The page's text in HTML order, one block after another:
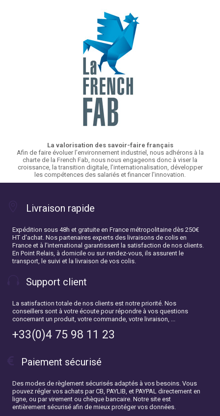
La valorisation des savoir-faire français
Afin de faire évoluer l’environnement industriel, nous adhérons à la
charte de la French Fab, nous nous engageons donc à viser la
croissance, la transition digitale, l’internationalisation, développer
les compétences des salariés et financer l'innovation.
Livraison rapide
Expédition sous 48h et gratuite en France métropolitaine dès 250€
HT d'achat. Nos partenaires experts des livraisons de colis en
France et à l'international garantissent la satisfaction de nos clients.
En Point Relais, à domicile ou sur rendez-vous, ils assurent le
transport, le suivi et la livraison de vos colis.
Support client
La satisfaction totale de nos clients est notre priorité. Nos
conseillers sont à votre écoute pour répondre à vos questions
concernant un produit, votre commande, votre livraison, ...
+33(0)4 75 98 11 23
Paiement sécurisé
Des modes de règlement sécurisés adaptés à vos besoins. Vous
pouvez régler vos achats par CB, PAYLIB, et PAYPAL directement en
ligne, ou par virement ou chèque bancaire. Notre site est
entièrement sécurisé afin de mieux protéger vos données.